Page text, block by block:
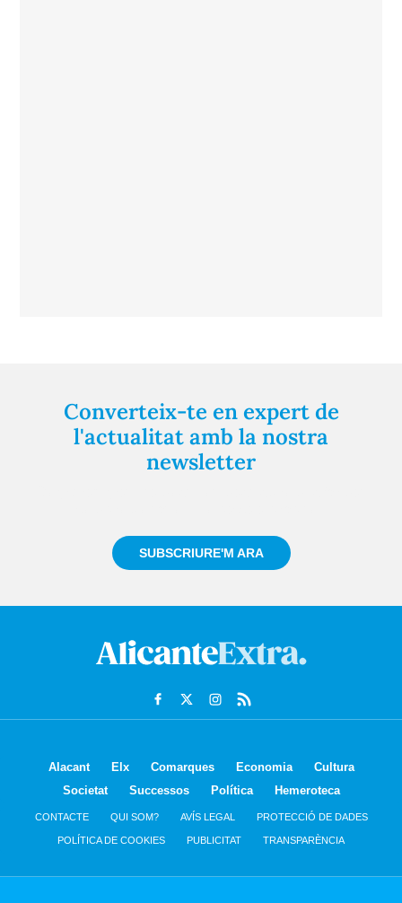
Converteix-te en expert de
l'actualitat amb la nostra
newsletter
SUBSCRIURE'M ARA
Alacant Elx Comarques Economia
Cultura
Societat
Successos Política Hemeroteca
CONTACTE QUI SOM? AVÍS LEGAL PROTECCIÓ DE DADES
POLÍTICA DE COOKIES PUBLICITAT TRANSPARÈNCIA